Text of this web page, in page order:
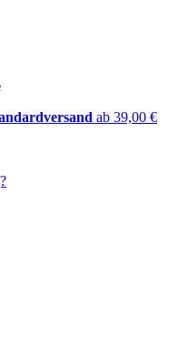
ab 39,00 €